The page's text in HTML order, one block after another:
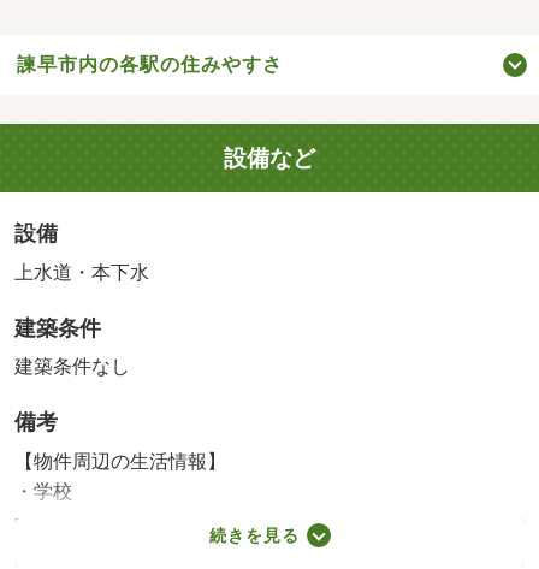
諫早市内の各駅の住みやすさ
設備など
設備
上水道・本下水
建築条件
建築条件なし
備考
【物件周辺の生活情報】
・学校
諫早市立御館山小学校（490m）、諫早市立明峰中学校
続きを見る